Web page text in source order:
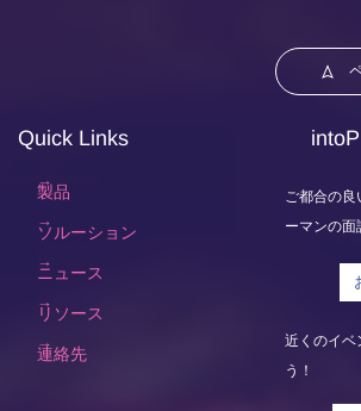
Quick Links
製品
ソルーション
ニュース
リソース
連絡先
ご都合の
ーマンの面
近くのイベ
う！